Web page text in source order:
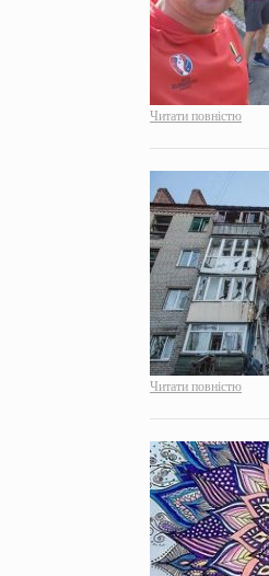
Читати повністю
Читати повністю